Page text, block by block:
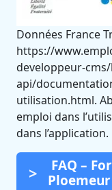
Données France
https://
developpeur-
api/
utilisation.html.
emploi dans
dans l’application.
FAQ –
Ploemeur